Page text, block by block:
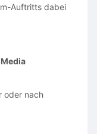
Auftritts dabei
oder nach